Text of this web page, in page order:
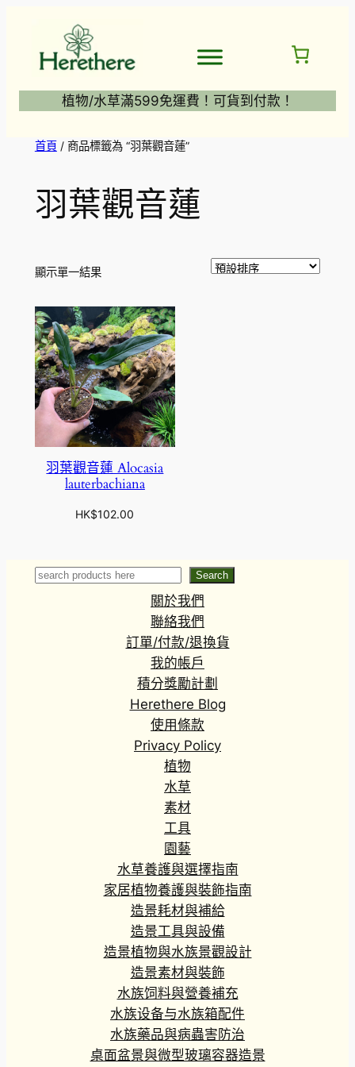
植物/水草滿599免運費！可貨到付款！
首頁/ 商品標籤為 “羽葉觀音蓮”
羽葉觀音蓮
顯示單一結果
羽葉觀音蓮 Alocasia
lauterbachiana
HK$102.00
Search Search
關於我們
聯絡我們
訂單/付款/退換貨
我的帳戶
積分獎勵計劃
Herethere Blog
使用條款
Privacy Policy
植物
水草
素材
工具
園藝
水草養護與選擇指南
家居植物養護與裝飾指南
造景耗材與補給
造景工具與設備
造景植物與水族景觀設計
造景素材與裝飾
水族饲料與營養補充
水族设备与水族箱配件
水族藥品與病蟲害防治
桌面盆景與微型玻璃容器造景